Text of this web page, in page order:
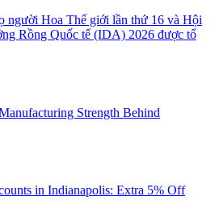
người Hoa Thế giới lần thứ 16 và Hội
Rồng Quốc tế (IDA) 2026 được tổ
Strength Behind
in Indianapolis: Extra 5% Off